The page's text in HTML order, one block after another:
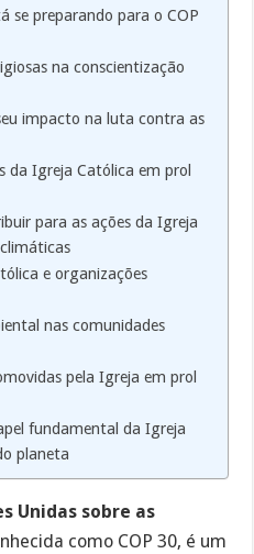
se preparando para o COP
na conscientização
impacto na luta contra as
da Igreja Católica em prol
para as ações da Igreja
e organizações
nas comunidades
pela Igreja em prol
fundamental da Igreja
planeta
Unidas sobre as
como COP 30, é um